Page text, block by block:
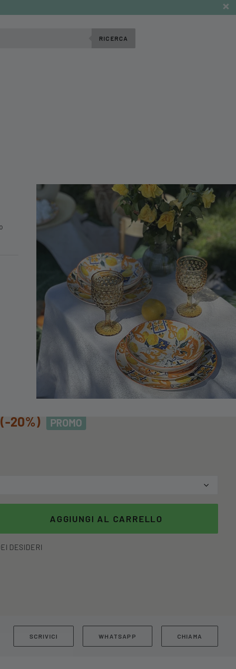
RICERCA
MINIMO DI 99€
Otranto
(-20%) PROMO
AGGIUNGI AL CARRELLO
DESIDERI
SCRIVICI WHATSAPP CHIAMA